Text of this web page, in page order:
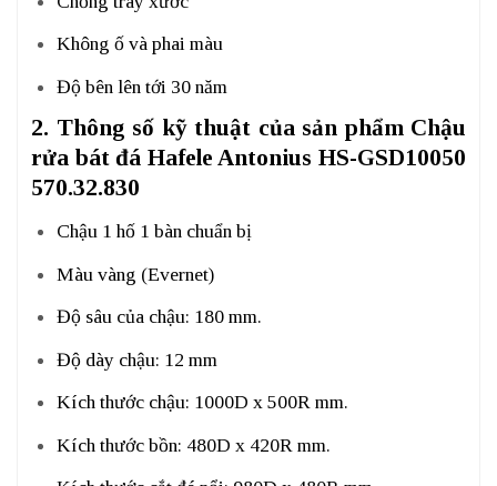
Không ố và phai màu
Độ bên lên tới 30 năm
2. Thông số kỹ thuật của sản phẩm Chậu
rửa bát đá Hafele Antonius HS-GSD10050
570.32.830
Chậu 1 hố 1 bàn chuẩn bị
Màu vàng (Evernet)
Độ sâu của chậu: 180 mm.
Độ dày chậu: 12 mm
Kích thước chậu: 1000D x 500R mm.
Kích thước bồn: 480D x 420R mm.